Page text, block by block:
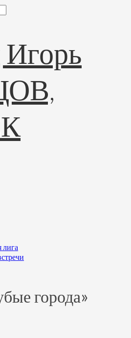
города»